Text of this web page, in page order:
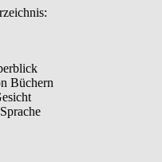
Büchern